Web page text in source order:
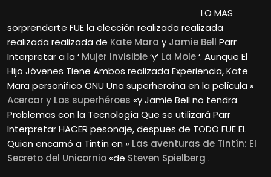
LO MAS
sorprenderte FUE la elección realizada realizada
realizada realizada de Kate Mara y Jamie Bell Parr
Interpretar a la ‘ Mujer Invisible‘y’ La Mole‘. Aunque El
Hijo Jóvenes Tiene Ambos realizada Experiencia, Kate
Mara personifico ONU Una superheroina en la película »
Acercar y Los superhéroes «y Jamie Bell no tendra
Problemas con la Tecnología Que se utilizará Parr
Interpretar HACER pesonaje, despues de TODO FUE EL
Quien encarnó a Tintín en » Las aventuras de Tintín: El
Secreto del Unicornio«de Steven Spielberg .